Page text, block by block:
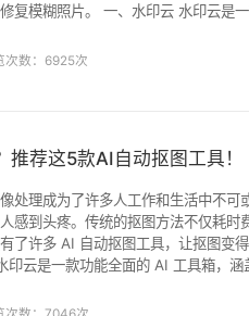
的 AI 图像处理软件，其功能十分强大，不
智能恢复细节，提升图片的清晰度，
次数：6925次
荐这5款AI自动抠图工具！
处理成为了许多人工作和生活中不
感到头疼。传统的抠图方法不仅耗
了许多 AI 自动抠图工具，让抠图变
材的处理需求。 抠图优势 自动精准识别：运用先进的 AI